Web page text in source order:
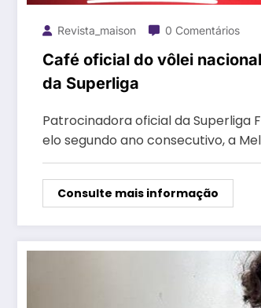
Revista_maison 0 Comentários
Café oficial do vôlei
da Superliga
Patrocinadora oficial da Superliga
elo segundo ano consecutivo, a
Consulte mais informação